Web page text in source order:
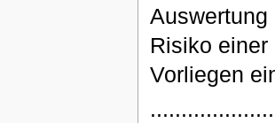
Risiko
Vorliegen